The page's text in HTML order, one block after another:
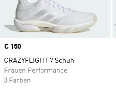
Price
€ 150
CRAZYFLIGHT 7 Schuh
Frauen Performance
3 Farben